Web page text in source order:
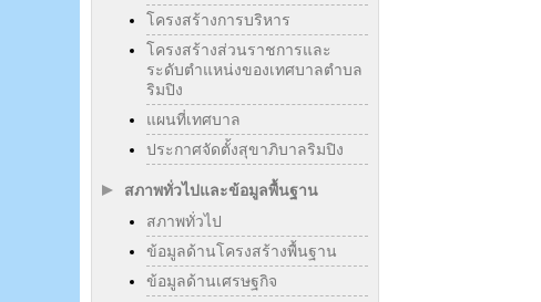
โครงสร้างการบริหาร
โครงสร้างส่วนราชการและ
ระดับตำแหน่งของเทศบาลตำบล
ริมปิง
แผนที่เทศบาล
ประกาศจัดตั้งสุขาภิบาลริมปิง
สภาพทั่วไปและข้อมูลพื้นฐาน
สภาพทั่วไป
ข้อมูลด้านโครงสร้างพื้นฐาน
ข้อมูลด้านเศรษฐกิจ